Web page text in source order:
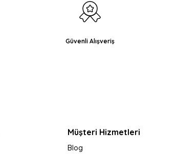
Güvenli Alışveriş
Müşteri Hizmetleri
Blog